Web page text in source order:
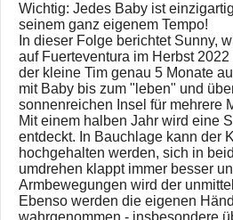
Wichtig: Jedes Baby ist
seinem ganz eigenem Tempo!
In dieser Folge berichtet Sunny,
auf Fuerteventura im Herbst
der kleine Tim genau 5 Monate
mit Baby bis zum "leben" und
sonnenreichen Insel für mehrere
Mit einem halben Jahr wird eine
entdeckt. In Bauchlage kann der
hochgehalten werden, sich in
umdrehen klappt immer besser
Armbewegungen wird der
Ebenso werden die eigenen